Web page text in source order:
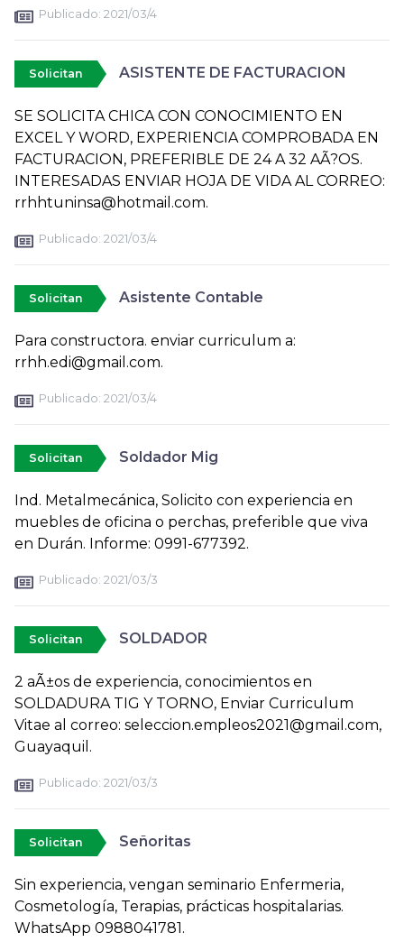
Publicado: 2021/03/4
Solicitan ASISTENTE DE FACTURACION
SE SOLICITA CHICA CON CONOCIMIENTO EN
EXCEL Y WORD, EXPERIENCIA COMPROBADA EN
FACTURACION, PREFERIBLE DE 24 A 32 AÃ?OS.
INTERESADAS ENVIAR HOJA DE VIDA AL CORREO:
rrhhtuninsa@hotmail.com.
Publicado: 2021/03/4
Solicitan Asistente Contable
Para constructora. enviar curriculum a:
rrhh.edi@gmail.com.
Publicado: 2021/03/4
Solicitan Soldador Mig
Ind. Metalmecánica, Solicito con experiencia en
muebles de oficina o perchas, preferible que viva
en Durán. Informe: 0991-677392.
Publicado: 2021/03/3
Solicitan SOLDADOR
2 aÃ±os de experiencia, conocimientos en
SOLDADURA TIG Y TORNO, Enviar Curriculum
Vitae al correo: seleccion.empleos2021@gmail.com,
Guayaquil.
Publicado: 2021/03/3
Solicitan Señoritas
Sin experiencia, vengan seminario Enfermeria,
Cosmetología, Terapias, prácticas hospitalarias.
WhatsApp 0988041781.